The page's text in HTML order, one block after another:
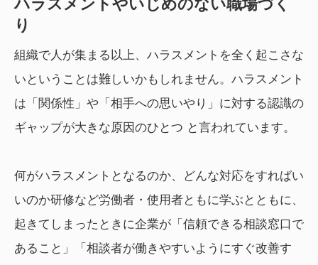
ハラスメントやいじめのない職場づく
り
組織で人が集まる以上、ハラスメントを全く起こさな
いということは難しいかもしれません。ハラスメント
は「関係性」や「相手への思いやり」に対する認識の
ギャップが大きな原因のひとつ と言われています。
何がハラスメントとなるのか、どんな対応をすればい
いのか研修など労働者・使用者ともに学ぶとともに、
起きてしまったときに企業が「信頼できる相談窓口で
あること」「相談者が働きやすいようにすぐ改善す